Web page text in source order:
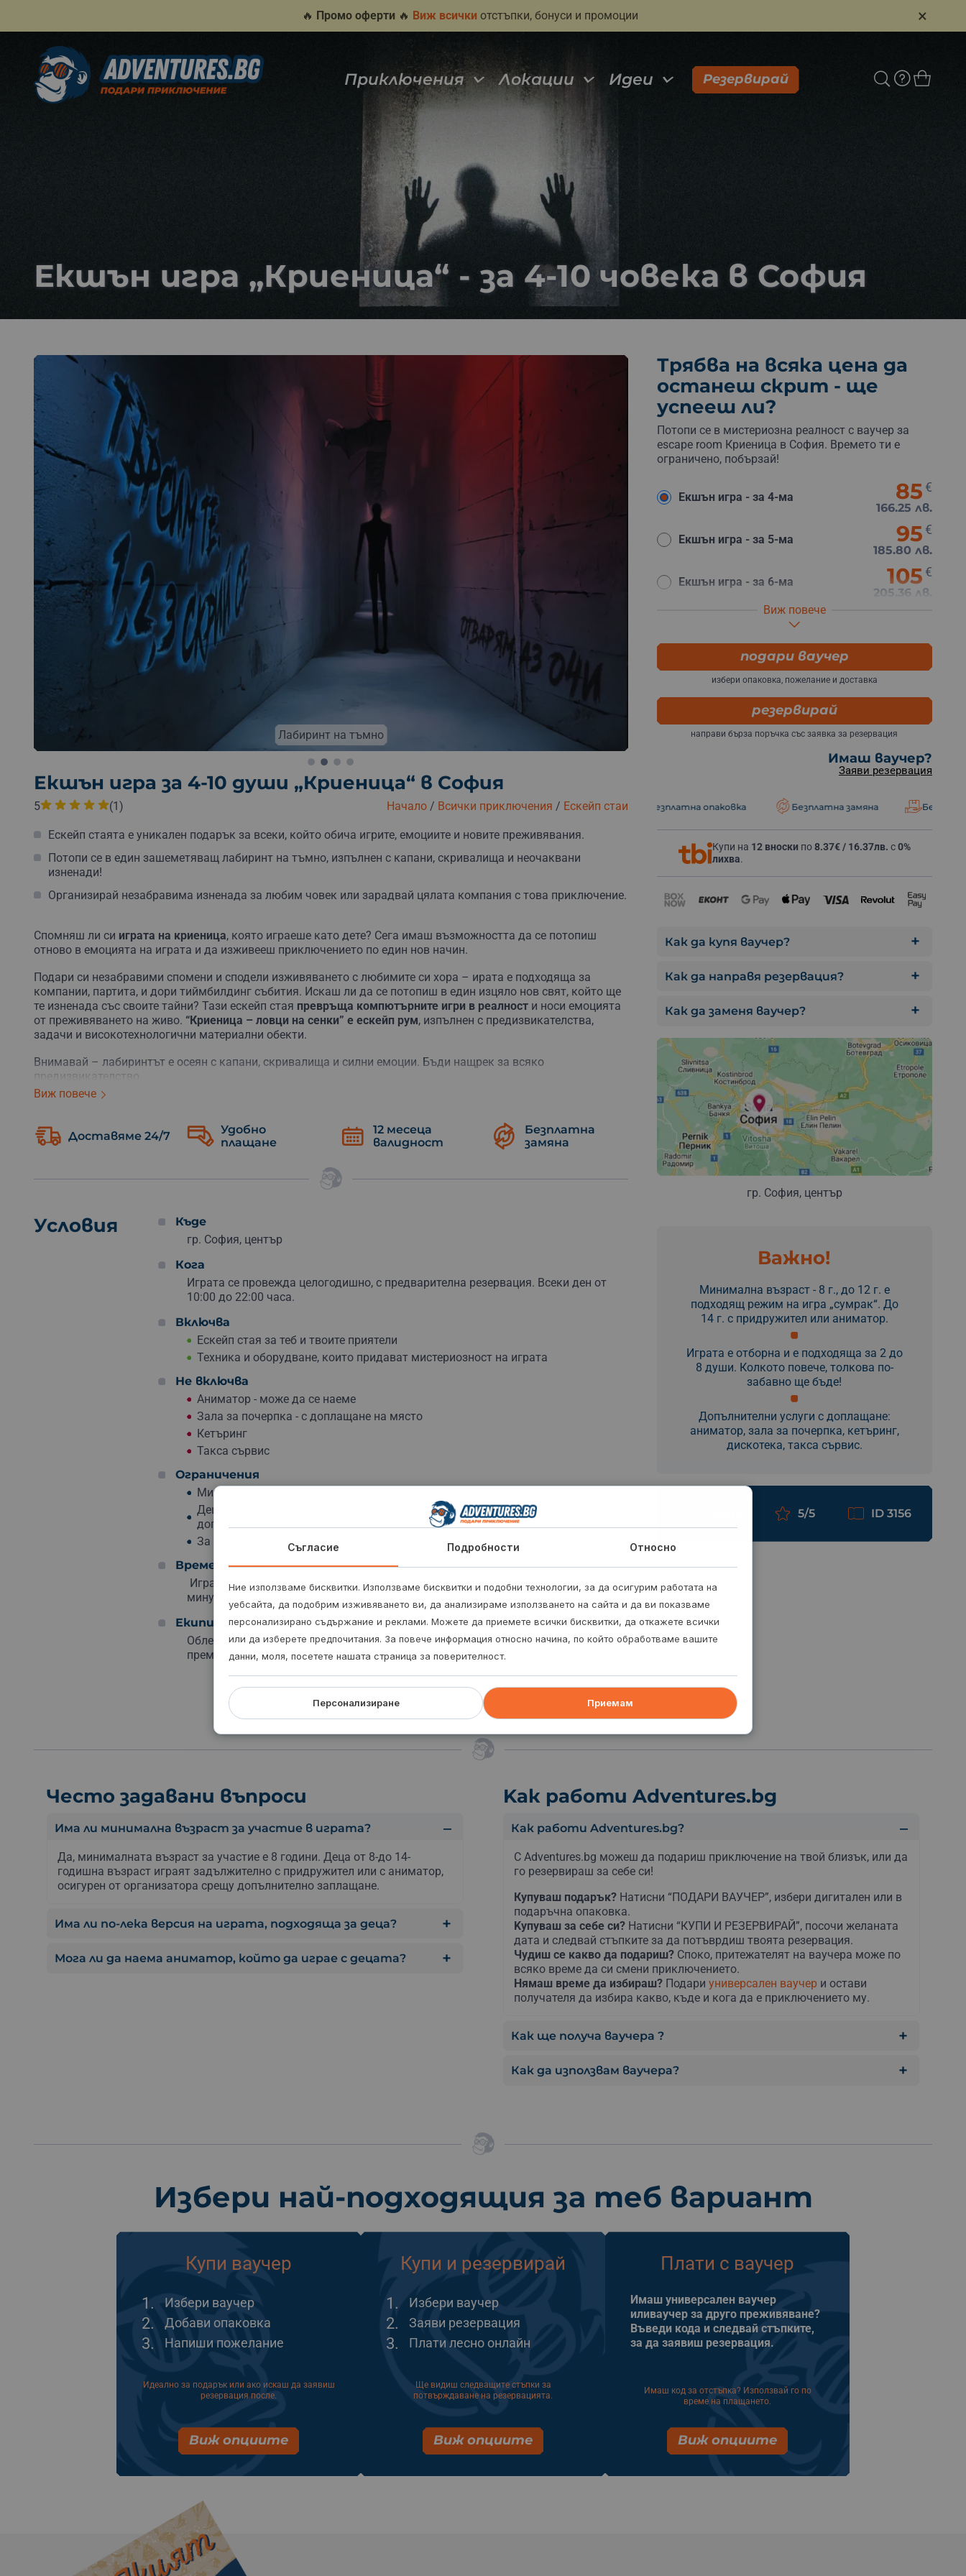
🔥 Промо оферти 🔥 Виж всички отстъпки, бонуси и промоции ×
Приключения Локации Идеи Резервирай
Екшън игра „Криеница“ - за 4-10 човека в София
Лабиринт на тъмно Игра на
Екшън игра за 4-10 души „Криеница“ в София
5 (1) Начало/ Всички приключения / Ескейп стаи
Ескейп стаята е уникален подарък за всеки, който обича игрите, емоциите и новите преживявания.
Потопи се в един зашеметяващ лабиринт на тъмно, изпълнен с капани, скривалища и неочаквани
изненади!
Организирай незабравима изненада за любим човек или зарадвай цялата компания с това приключение.
Спомняш ли си играта на криеница, която играеше като дете? Сега имаш възможността да се потопиш
отново в емоцията на играта и да изживееш приключението по един нов начин.
Подари си незабравими спомени и сподели изживяването с любимите си хора – ирата е подходяща за
компании, партита, и дори тиймбилдинг събития. Искаш ли да се потопиш в един изцяло нов свят, който ще
те изненада със своите тайни? Тази ескейп стая превръща компютърните игри в реалност и носи емоцията
от преживяването на живо. “Криеница – ловци на сенки” е ескейп рум, изпълнен с предизвикателства,
задачи и високотехнологични материални обекти.
Внимавай – лабиринтът е осеян с капани, скривалища и силни емоции. Бъди нащрек за всяко
предизвикателство.
Сумрак–Играта се провежда в мрачна мъгла със зеленикаво сияние. Ще имаш минимална видимост в
тъмното, а мъглата ще ти помогне да деактивираш страшните капани. Този режим е подходящ и за деца
Този режим е подходящ за по-смелите и представлява игра на криеница в пълен мрак. Това
е една неописуема комбинация от забавление и страх. Силно препоръчително за тези, които искат да
възрастни и деца над 12 години.
Виж повече
Доставяме 24/7
Удобно
плащане
12 месеца
валидност
Безплатна
замяна
Условия
Къде
гр. София, център
Кога
Играта се провежда целогодишно, с предварителна резервация. Всеки ден от
10:00 до 22:00 часа.
Включва
Ескейп стая за теб и твоите приятели
Техника и оборудване, които придават мистериозност на играта
Не включва
Аниматор - може да се наеме
Зала за почерпка - с доплащане на място
Кетъринг
Такса сървис
Ограничения
Минималната възраст за участие е 8 години.
Деца под 14 г. трябва да са с придружител или аниматор, който се заплаща
допълнително.
За деца до 12 години е подходящ режимът "Сумрак".
Времетраене
Играта е с продължителност 60 минути. Добре е да си предвидиш още 15
минути за инструктаж и снимки преди и след играта.
Екипировка
Облечи се удобно и заложи на комфортни обувки, с които можеш да
преминаваш лесно през всички приключения на ескейп стаята.
Трябва на всяка цена да
останеш скрит - ще
успееш ли?
Потопи се в мистериозна реалност с ваучер за
escape room Криеница в София. Времето ти е
ограничено, побързай!
Екшън игра - за 4-ма 85 €
166.25 лв.
Екшън игра - за 5-ма 95 €
185.80 лв.
Екшън игра - за 6-ма 105 €
205.36 лв.
Ескейп стая - за 7-на
Ескейп стая - за 8-на
244.48 лв.
Екшън игра - за 9-ма 135€
264.04 лв.
145
283.60 лв.
Виж повече
подари ваучер
избери опаковка, пожелание и доставка
резервирай
направи бърза поръчка със заявка за резервация
Имаш ваучер?
Заяви резервация
Безплатна замяна Безплатна доставка Безплатна опаковка Безплатна замяна Безплатна доставка
Купи на 12 вноски по8.37€ / 16.37лв. с0%
лихва.
Как да купя ваучер?
Как да направя резервация?
Как да заменя ваучер?
гр. София, център
Важно!
Минимална възраст - 8 г., до 12 г. е
подходящ режим на игра „сумрак“. До
14 г. с придружител или аниматор.
Играта е отборна и е подходяща за 2 до
8 души. Колкото повече, толкова по-
забавно ще бъде!
Допълнителни услуги с доплащане:
аниматор, зала за почерпка, кетъринг,
дискотека, такса сървис.
5/5 ID 3156
Често задавани въпроси
Има ли минимална възраст за участие в играта?
Да, минималната възраст за участие е 8 години. Деца от 8-до 14-
годишна възраст играят задължително с придружител или с аниматор,
осигурен от организатора срещу допълнително заплащане.
Има ли по-лека версия на играта, подходяща за деца?
Мога ли да наема аниматор, който да играе с децата?
Kак работи Adventures.bg
Как работи Adventures.bg?
С Adventures.bg можеш да подариш приключение на твой близък, или да
го резервираш за себе си!
Купуваш подарък? Натисни “ПОДАРИ ВАУЧЕР”, избери дигитален или в
подаръчна опаковка.
Kупуваш за себе си? Натисни “КУПИ И РЕЗЕРВИРАЙ”, посочи желаната
дата и следвай стъпките за да потъврдиш твоята резервация.
Чудиш се какво да подариш? Споко, притежателят на ваучера може по
всяко време да си смени приключението.
Нямаш време да избираш? Подари универсален ваучери остави
получателя да избира какво, къде и кога да е приключението му.
Как ще получа ваучера ?
Как да използвам ваучера?
Избери най-подходящия за теб вариант
Купи ваучер
1. Избери ваучер
2. Добави опаковка
3. Напиши пожелание
Идеално за подарък или ако искаш да заявиш
резервация после.
Виж опциите
Купи и резервирай
1. Избери ваучер
2. Заяви резервация
3. Плати лесно онлайн
Ще видиш следващите стъпки за
потвърждаване на резервацията.
Виж опциите
Плати с ваучер
Имаш универсален ваучер
иливаучер за друго преживяване?
Въведи кода и следвай стъпките,
за да заявиш резервация.
Имаш код за отстъпка? Използвай го по
време на плащането.
Виж опциите
Съгласие Подробности Относно
Ние използваме бисквитки. Използваме бисквитки и подобни технологии, за да осигурим работата на
уебсайта, да подобрим изживяването ви, да анализираме използването на сайта и да ви показваме
персонализирано съдържание и реклами. Можете да приемете всички бисквитки, да откажете всички
или да изберете предпочитания. За повече информация относно начина, по който обработваме вашите
данни, моля, посетете нашата страница за поверителност.
Персонализиране Приемам